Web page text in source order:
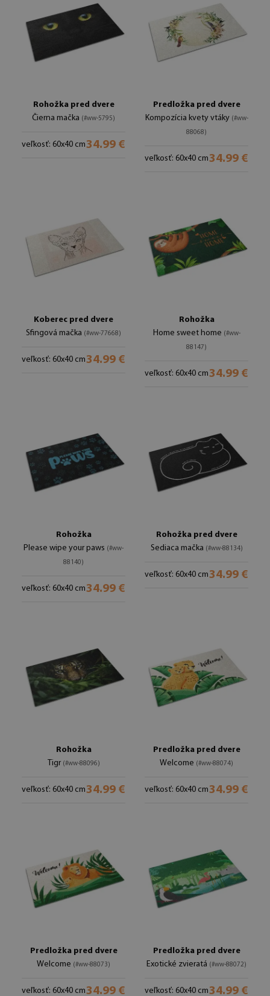
Rohožka pred dvere
Čierna mačka (#ww-5795)
veľkosť: 60x40 cm34.99 €
Predložka pred dvere
Kompozícia kvety vtáky (#ww-
88068)
veľkosť: 60x40 cm34.99 €
Koberec pred dvere
Sfingová mačka (#ww-77668)
veľkosť: 60x40 cm34.99 €
Rohožka
Home sweet home (#ww-
88147)
veľkosť: 60x40 cm34.99 €
Rohožka
Please wipe your paws (#ww-
88140)
veľkosť: 60x40 cm34.99 €
Rohožka pred dvere
Sediaca mačka (#ww-88134)
veľkosť: 60x40 cm34.99 €
Rohožka
Tigr (#ww-88096)
veľkosť: 60x40 cm34.99 €
Predložka pred dvere
Welcome (#ww-88074)
veľkosť: 60x40 cm34.99 €
Predložka pred dvere
Welcome (#ww-88073)
veľkosť: 60x40 cm34.99 €
Predložka pred dvere
Exotické zvieratá (#ww-88072)
veľkosť: 60x40 cm34.99 €